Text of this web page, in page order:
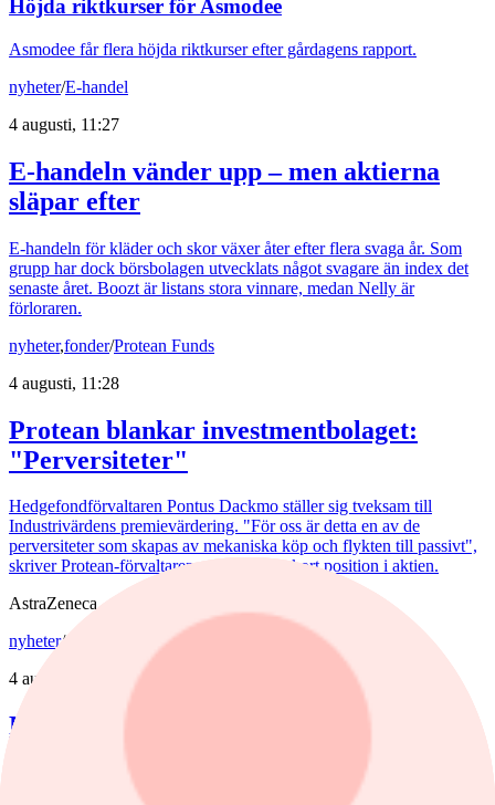
Höjda riktkurser för Asmodee
Asmodee får flera höjda riktkurser efter gårdagens rapport.
nyheter/E-handel
4 augusti, 11:27
E-handeln vänder upp – men aktierna
släpar efter
E-handeln för kläder och skor växer åter efter flera svaga år. Som
grupp har dock börsbolagen utvecklats något svagare än index det
senaste året. Boozt är listans stora vinnare, medan Nelly är
förloraren.
nyheter,fonder/Protean Funds
4 augusti, 11:28
Protean blankar investmentbolaget:
"Perversiteter"
Hedgefondförvaltaren Pontus Dackmo ställer sig tveksam till
Industrivärdens premievärdering. "För oss är detta en av de
perversiteter som skapas av mekaniska köp och flykten till passivt",
skriver Protean-förvaltaren, som tagit en kort position i aktien.
AstraZeneca
nyheter/Astra Zeneca
4 augusti, 10:59
Förvaltaren om Astra-affären: ”Ingen
som är jättetaggad"